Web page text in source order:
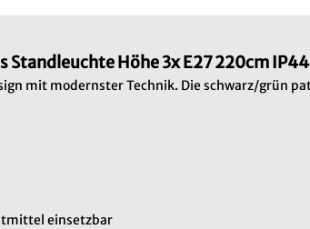
Höhe 3x E27 220cm
mit modernster Technik. Die schwarz/grün
einsetzbar